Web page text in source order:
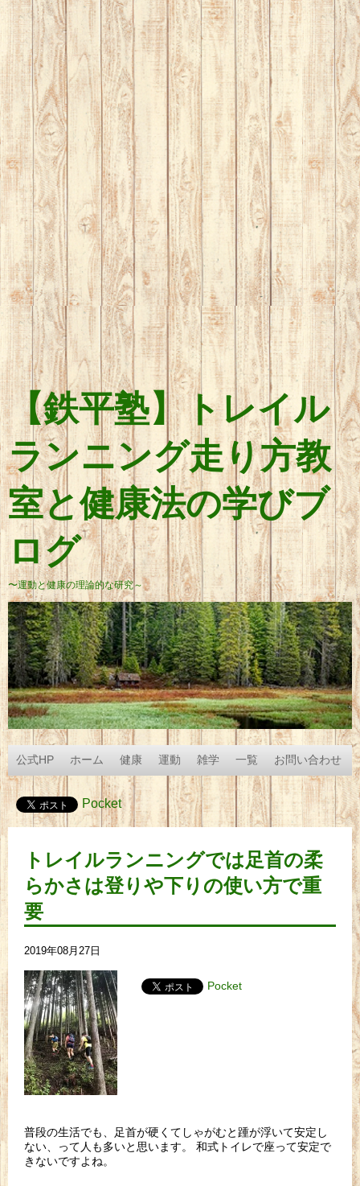
【鉄平塾】トレイル
ランニング走り方教
室と健康法の学びブ
ログ
〜運動と健康の理論的な研究～
公式HP ホーム 健康 運動 雑学 一覧 お問い合わせ
Pocket
トレイルランニングでは足首の柔
らかさは登りや下りの使い方で重
要
2019年08月27日
Pocket
普段の生活でも、足首が硬くてしゃがむと踵が浮いて安定し
ない、って人も多いと思います。 和式トイレで座って安定で
きないですよね。